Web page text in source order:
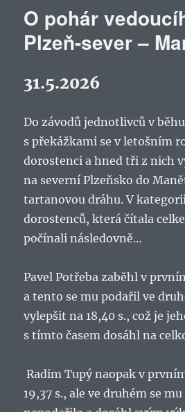
O pohár
Plzeň-sever –
31.5.2026
Do závodů jednotlivců v
s překážkami se v letošním
dorostenci a hned tři z nich
na severní Plzeňsko do
tartanovou dráhu. V
dorostenců, která čítala
počínali následovně…
Pavel Potřeba zaběhl v
a tento se mu podařil ve
vylepšit na 18,40 s., což je
s tímto časem dosáhl na
Radim Tupý naopak v
19,37 s., ale ve druhém se